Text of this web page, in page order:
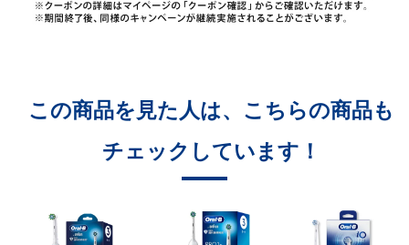
この商品を見た人は、こちらの商品も
チェックしています！